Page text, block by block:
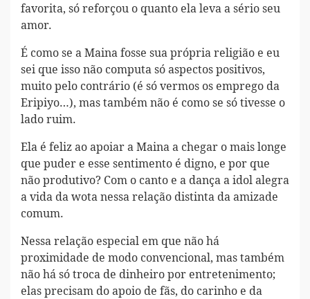
favorita, só reforçou o quanto ela leva a sério seu
amor.
É como se a Maina fosse sua própria religião e eu
sei que isso não computa só aspectos positivos,
muito pelo contrário (é só vermos os emprego da
Eripiyo…), mas também não é como se só tivesse o
lado ruim.
Ela é feliz ao apoiar a Maina a chegar o mais longe
que puder e esse sentimento é digno, e por que
não produtivo? Com o canto e a dança a idol alegra
a vida da wota nessa relação distinta da amizade
comum.
Nessa relação especial em que não há
proximidade de modo convencional, mas também
não há só troca de dinheiro por entretenimento;
elas precisam do apoio de fãs, do carinho e da